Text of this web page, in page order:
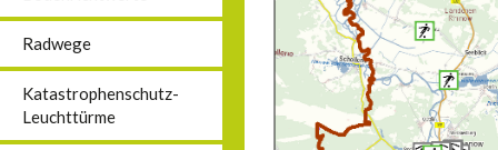
Radwege
Katastrophenschutz-
Leuchttürme